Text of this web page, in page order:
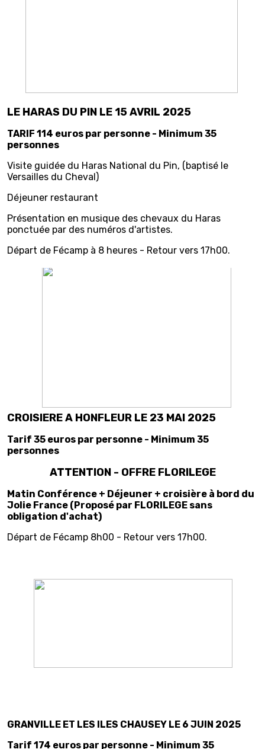
LE HARAS DU PIN LE 15 AVRIL 2025
TARIF 114 euros par personne - Minimum 35
personnes
Visite guidée du Haras National du Pin, (baptisé le
Versailles du Cheval)
Déjeuner restaurant
Présentation en musique des chevaux du Haras
ponctuée par des numéros d'artistes.
Départ de Fécamp à 8 heures - Retour vers 17h00.
CROISIERE A HONFLEUR LE 23 MAI 2025
Tarif 35 euros par personne - Minimum 35
personnes
ATTENTION - OFFRE FLORILEGE
Matin Conférence + Déjeuner + croisière à bord du
Jolie France (Proposé par FLORILEGE sans
obligation d'achat)
Départ de Fécamp 8h00 - Retour vers 17h00.
GRANVILLE ET LES ILES CHAUSEY LE 6 JUIN 2025
Tarif 174 euros par personne - Minimum 35